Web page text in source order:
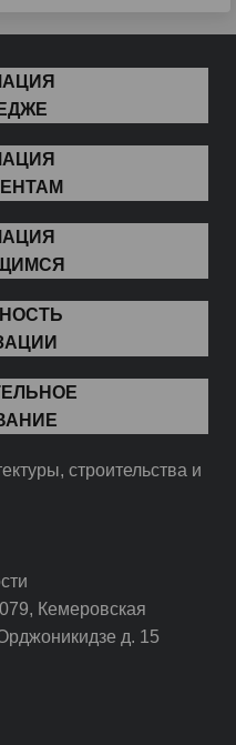
строительства и
Кемеровская
д. 15